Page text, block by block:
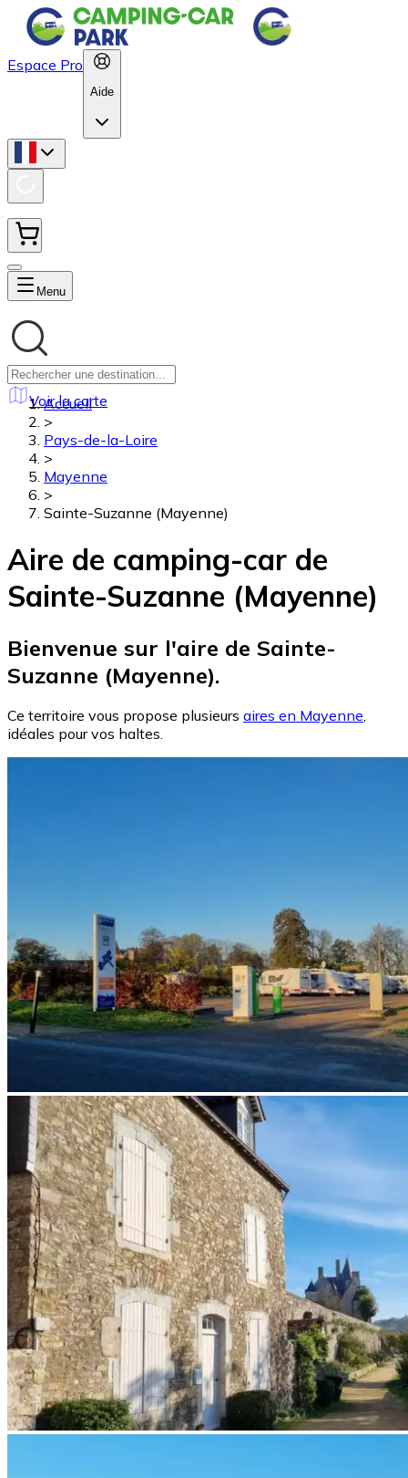
Espace Pro
Aide
Menu
Voir la carte
Accueil
>
Pays-de-la-Loire
>
Mayenne
>
Sainte-Suzanne (Mayenne)
Aire de camping-car de
Sainte-Suzanne (Mayenne)
Bienvenue sur l'aire de Sainte-
Suzanne (Mayenne).
Ce territoire vous propose plusieurs aires en Mayenne,
idéales pour vos haltes.